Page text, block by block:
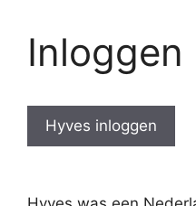
Inloggen
Hyves inloggen